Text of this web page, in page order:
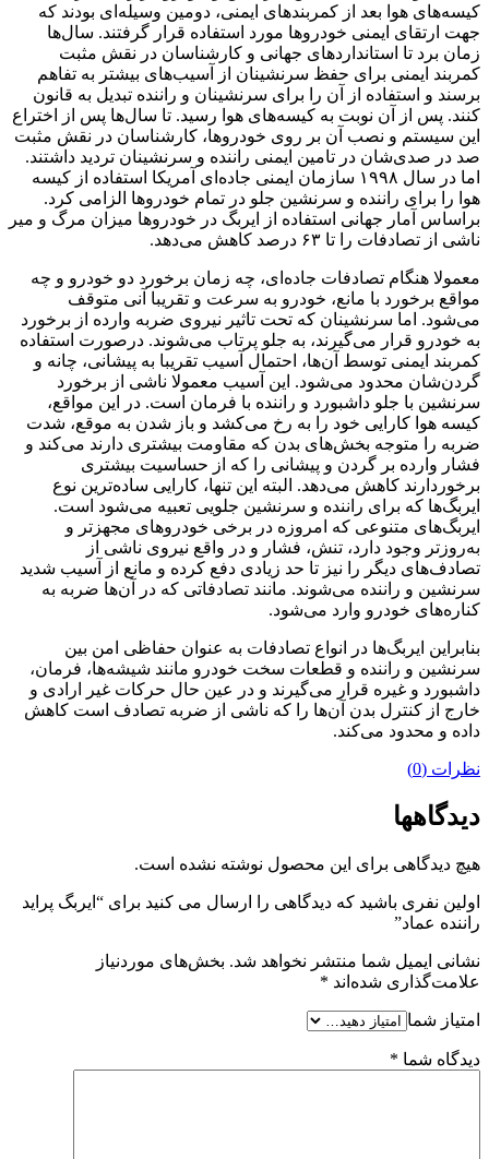
کیسه‌های هوا بعد از کمربند‌های ایمنی، دومین وسیله‌ای بودند که
جهت ارتقای ایمنی خودروها مورد استفاده قرار گرفتند. سال‌ها
زمان برد تا استانداردهای جهانی و کارشناسان در نقش مثبت
کمربند ایمنی برای حفظ سرنشینان از آسیب‌های بیشتر به تفاهم
برسند و استفاده از آن را برای سرنشینان و راننده تبدیل به قانون
کنند. پس از آن نوبت به کیسه‌های هوا رسید. تا سال‌ها پس از اختراع
این سیستم و نصب آن بر روی خودروها، کارشناسان در نقش مثبت
صد در صد‌ی‌شان در تامین ایمنی راننده و سرنشینان تردید داشتند.
اما در سال ۱۹۹۸ سازمان ایمنی جاده‌ای آمریکا استفاده از کیسه‌
هوا را برای راننده و سرنشین جلو در تمام خودروها الزامی کرد.
براساس آمار جهانی استفاده از ایربگ در خودروها میزان مرگ و میر
ناشی از تصادفات را تا ۶۳ درصد کاهش می‌دهد.
معمولا هنگام تصادفات جاده‌ای، چه زمان برخورد دو خودرو و چه
مواقع برخورد با مانع، خودرو به سرعت و تقریبا آنی متوقف
می‌شود. اما سرنشینان که تحت تاثیر نیروی ضربه‌ وارده از برخورد
به خودرو قرار می‌گیرند، به جلو پرتاب می‌شوند. درصورت استفاده‌
کمربند ایمنی توسط آن‌ها، احتمال آسیب تقریبا به پیشانی، چانه و
گردن‌شان محدود می‌شود. این آسیب معمولا ناشی از برخورد
سرنشین با جلو داشبورد و راننده با فرمان است. در این مواقع،
کیسه‌ هوا کارایی خود را به رخ می‌کشد و باز شدن به موقع، شدت
ضربه را متوجه بخش‌های بدن که مقاومت بیشتری دارند می‌کند و
فشار وارده بر گردن و پیشانی را که از حساسیت بیشتری
برخوردارند کاهش می‌دهد. البته این تنها، کارایی ساده‌ترین نوع
ایربگ‌ها که برای راننده و سرنشین جلویی تعبیه می‌شود است.
ایربگ‌های متنوعی که امروزه در برخی خودروهای مجهز‌تر و
به‌روز‌تر وجود دارد، تنش، فشار و در واقع نیروی ناشی از
تصادف‌های دیگر را نیز تا حد زیادی دفع کرده و مانع از آسیب شدید
سرنشین و راننده می‌شوند. مانند تصادفاتی که در آن‌ها ضربه به
کناره‌های خودرو وارد می‌شود.
بنابراین ایربگ‌ها در انواع تصادفات به عنوان حفاظی امن بین
سرنشین و راننده و قطعات سخت خودرو مانند شیشه‌ها، فرمان،
داشبورد و غیره قرار می‌گیرند و در عین حال حرکات غیر ارادی و
خارج از کنترل بدن آن‌ها را که ناشی از ضربه‌ تصادف است کاهش
داده و محدود می‌کند.
نظرات (0)
دیدگاهها
هیچ دیدگاهی برای این محصول نوشته نشده است.
اولین نفری باشید که دیدگاهی را ارسال می کنید برای “ایربگ پراید
راننده عماد”
نشانی ایمیل شما منتشر نخواهد شد. بخش‌های موردنیاز
علامت‌گذاری شده‌اند *
امتیاز شما
دیدگاه شما *